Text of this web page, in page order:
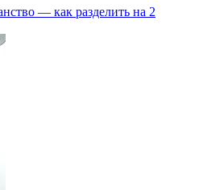
— как разделить на 2